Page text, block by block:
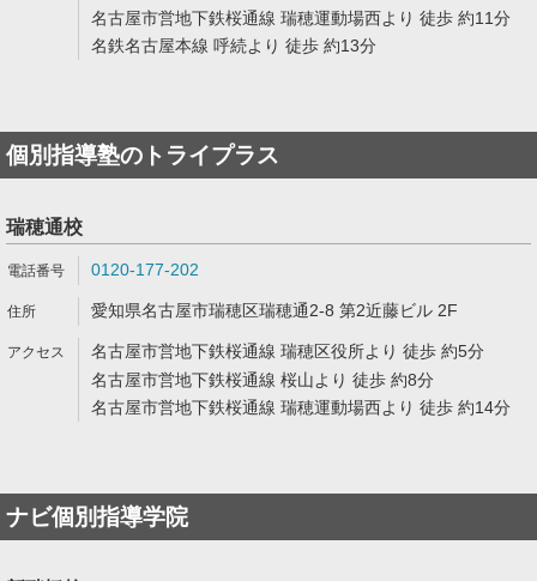
名古屋市営地下鉄桜通線 瑞穂運動場西より 徒歩 約11分
名鉄名古屋本線 呼続より 徒歩 約13分
個別指導塾のトライプラス
瑞穂通校
0120-177-202
愛知県名古屋市瑞穂区瑞穂通2-8 第2近藤ビル 2F
名古屋市営地下鉄桜通線 瑞穂区役所より 徒歩 約5分
名古屋市営地下鉄桜通線 桜山より 徒歩 約8分
名古屋市営地下鉄桜通線 瑞穂運動場西より 徒歩 約14分
ナビ個別指導学院